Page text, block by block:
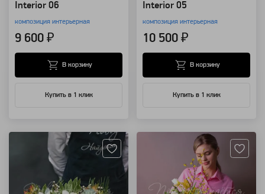
Interior 06
композиция интерьерная
9 600 ₽
Купить в 1 клик
В корзину
Interior 05
композиция интерьерная
10 500 ₽
Купить в 1 клик
В корзину